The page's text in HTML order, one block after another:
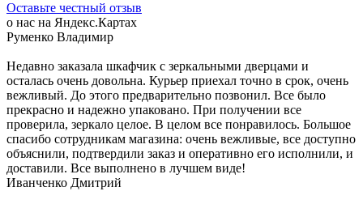
Оставьте честный отзыв
о нас на Яндекс.Картах
Руменко Владимир
Недавно заказала шкафчик с зеркальными дверцами и
осталась очень довольна. Курьер приехал точно в срок, очень
вежливый. До этого предварительно позвонил. Все было
прекрасно и надежно упаковано. При получении все
проверила, зеркало целое. В целом все понравилось. Большое
спасибо сотрудникам магазина: очень вежливые, все доступно
объяснили, подтвердили заказ и оперативно его исполнили, и
доставили. Все выполнено в лучшем виде!
Иванченко Дмитрий